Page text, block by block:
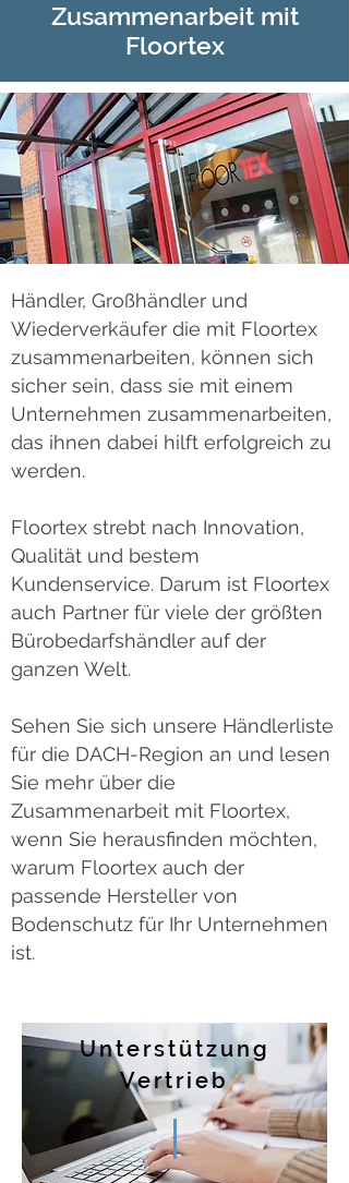
Zusammenarbeit mit
Floortex
Händler, Großhändler und
Wiederverkäufer die mit Floortex
zusammenarbeiten, können sich
sicher sein, dass sie mit einem
Unternehmen zusammenarbeiten,
das ihnen dabei hilft erfolgreich zu
werden.
Floortex strebt nach Innovation,
Qualität und bestem
Kundenservice. Darum ist Floortex
auch Partner für viele der größten
Bürobedarfshändler auf der
ganzen Welt.
Sehen Sie sich unsere Händlerliste
für die DACH-Region an und lesen
Sie mehr über die
Zusammenarbeit mit Floortex,
wenn Sie herausfinden möchten,
warum Floortex auch der
passende Hersteller von
Bodenschutz für Ihr Unternehmen
ist.
Unterstützung
Vertrieb